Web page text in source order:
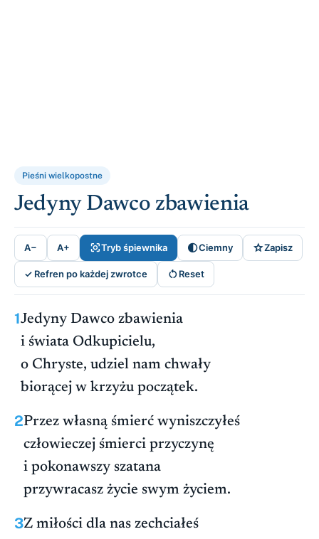
Pieśni wielkopostne
Jedyny Dawco zbawienia
A− A+ Tryb śpiewnika Ciemny Zapisz
✓ Refren po każdej zwrotce Reset
1Jedyny Dawco zbawienia
i świata Odkupicielu,
o Chryste, udziel nam chwały
biorącej w krzyżu początek.
2Przez własną śmierć wyniszczyłeś
człowieczej śmierci przyczynę
i pokonawszy szatana
przywracasz życie swym życiem.
3Z miłości dla nas zechciałeś